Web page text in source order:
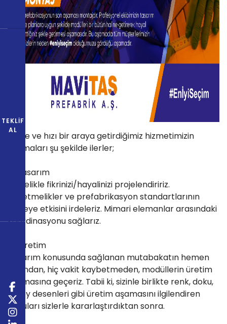
Kalite ve hızı bir araya getirdiğimiz hizmetimizin
aşamaları şu şekilde ilerler;
1- Tasarım
Öncelikle fikrinizi/hayalinizi projelendiririz.
Yönetmelikler ve prefabrikasyon standartlarının
projeye etkisini irdeleriz. Mimari elemanlar arasındaki
koordinasyonu sağlarız.
2- Üretim
Tasarım konusunda sağlanan mutabakatın hemen
ardından, hiç vakit kaybetmeden, modüllerin üretim
aşamasına geçeriz. Tabii ki, sizinle birlikte renk, doku,
yüzey desenleri gibi üretim aşamasını ilgilendiren
konuları sizlerle kararlaştırdıktan sonra.
TEKLIF
AL